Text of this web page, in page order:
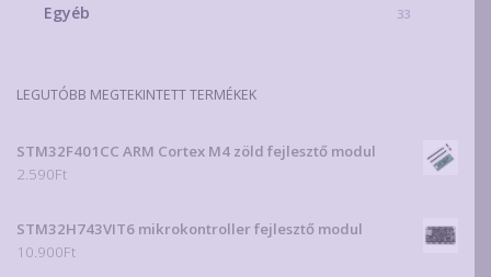
Egyéb 33
LEGUTÓBB MEGTEKINTETT TERMÉKEK
STM32F401CC ARM Cortex M4 zöld fejlesztő modul
2.590Ft
STM32H743VIT6 mikrokontroller fejlesztő modul
10.900Ft